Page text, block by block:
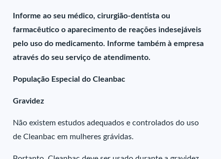
Informe ao seu médico, cirurgião-dentista ou
farmacêutico o aparecimento de reações indesejáveis
pelo uso do medicamento. Informe também à empresa
através do seu serviço de atendimento.
População Especial do Cleanbac
Gravidez
Não existem estudos adequados e controlados do uso
de Cleanbac em mulheres grávidas.